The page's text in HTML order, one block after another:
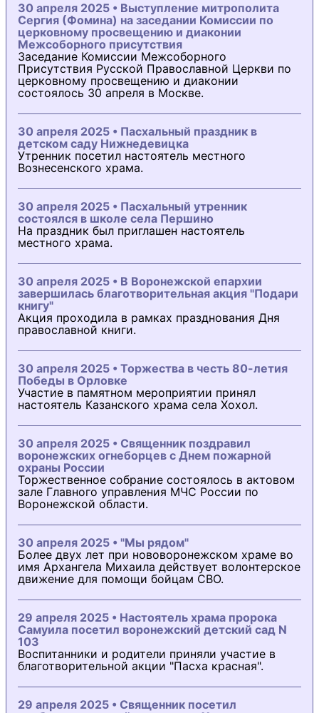
30 апреля 2025 • Выступление митрополита
Сергия (Фомина) на заседании Комиссии по
церковному просвещению и диаконии
Межсоборного присутствия
Заседание Комиссии Межсоборного
Присутствия Русской Православной Церкви по
церковному просвещению и диаконии
состоялось 30 апреля в Москве.
30 апреля 2025 • Пасхальный праздник в
детском саду Нижнедевицка
Утренник посетил настоятель местного
Вознесенского храма.
30 апреля 2025 • Пасхальный утренник
состоялся в школе села Першино
На праздник был приглашен настоятель
местного храма.
30 апреля 2025 • В Воронежской епархии
завершилась благотворительная акция "Подари
книгу"
Акция проходила в рамках празднования Дня
православной книги.
30 апреля 2025 • Торжества в честь 80-летия
Победы в Орловке
Участие в памятном мероприятии принял
настоятель Казанского храма села Хохол.
30 апреля 2025 • Священник поздравил
воронежских огнеборцев с Днем пожарной
охраны России
Торжественное собрание состоялось в актовом
зале Главного управления МЧС России по
Воронежской области.
30 апреля 2025 • "Мы рядом"
Более двух лет при нововоронежском храме во
имя Архангела Михаила действует волонтерское
движение для помощи бойцам СВО.
29 апреля 2025 • Настоятель храма пророка
Самуила посетил воронежский детский сад N
103
Воспитанники и родители приняли участие в
благотворительной акции "Пасха красная".
29 апреля 2025 • Священник посетил